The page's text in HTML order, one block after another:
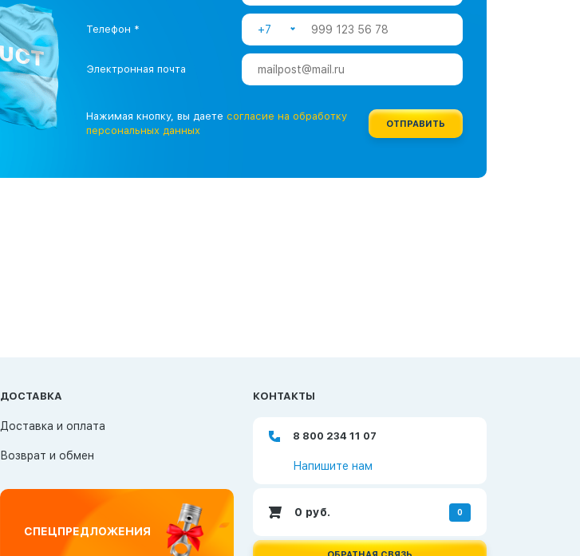
Телефон * +7
Электронная почта
Нажимая кнопку, вы даете согласие на обработку
персональных данных
ОТПРАВИТЬ
ДОСТАВКА
Доставка и оплата
Возврат и обмен
СПЕЦПРЕДЛОЖЕНИЯ
КОНТАКТЫ
8 800 234 11 07
Напишите нам
0 руб. 0